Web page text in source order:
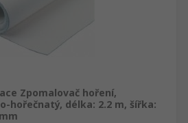
Zpomalovač hoření,
hořečnatý, délka: 2.2 m, šířka: